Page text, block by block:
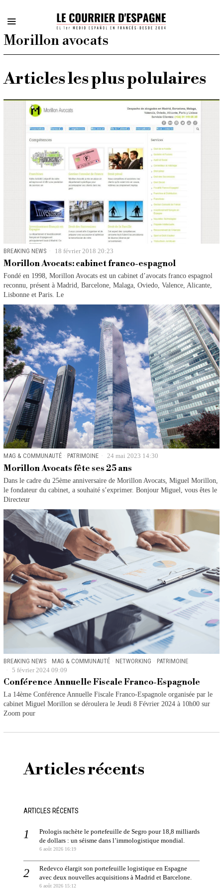
Morillon avocats
Articles les plus polulaires
BREAKING NEWS 18 février 2018 20:23
Morillon Avocats: cabinet franco-espagnol
Fondé en 1998, Morillon Avocats est un cabinet d’avocats franco espagnol
reconnu, présent à Madrid, Barcelone, Malaga, Oviedo, Valence, Alicante,
Lisbonne et Paris. Le
MAG & COMMUNAUTÉ · PATRIMOINE 24 mai 2023 14:30
Morillon Avocats fête ses 25 ans
Dans le cadre du 25ème anniversaire de Morillon Avocats, Miguel Morillon,
le fondateur du cabinet, a souhaité s’exprimer. Bonjour Miguel, vous êtes le
Directeur
BREAKING NEWS · MAG & COMMUNAUTÉ · NETWORKING · PATRIMOINE
5 février 2024 09:09
Conférence Annuelle Fiscale Franco-Espagnole
La 14ème Conférence Annuelle Fiscale Franco-Espagnole organisée par le
cabinet Miguel Morillon se déroulera le Jeudi 8 Février 2024 à 10h00 sur
Zoom pour
Articles récents
ARTICLES RÉCENTS
Prologis rachète le portefeuille de Segro pour 18,8 milliards
de dollars : un séisme dans l’immologistique mondial.
6 août 2026 16:19
Redevco élargit son portefeuille logistique en Espagne
avec deux nouvelles acquisitions à Madrid et Barcelone.
6 août 2026 15:12